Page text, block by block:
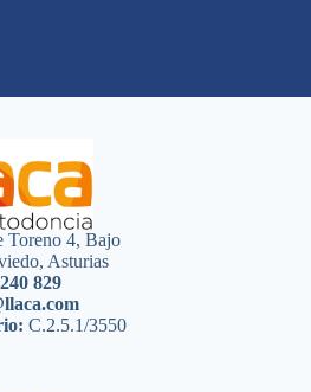
Toreno 4, Bajo
Asturias
829
C.2.5.1/3550